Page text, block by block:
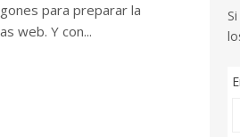
para preparar la
web. Y con...